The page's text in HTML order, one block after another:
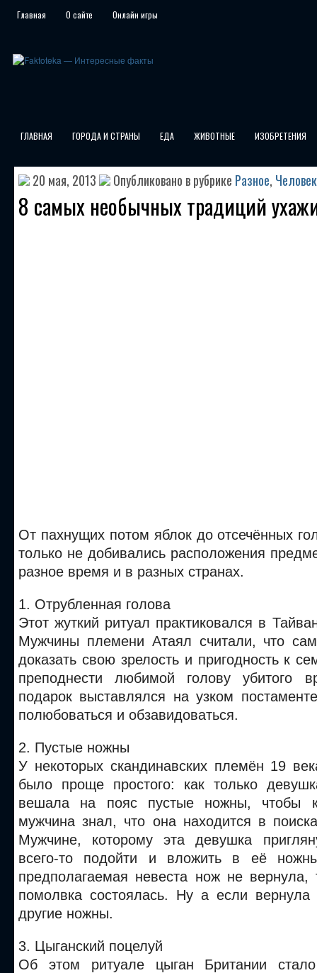
Главная О сайте Онлайн игры
ГЛАВНАЯ ГОРОДА И СТРАНЫ ЕДА ЖИВОТНЫЕ ИЗОБРЕТЕНИЯ
20 мая, 2013 Опубликовано в рубрике Разное, Человек
8 самых необычных традиций
От пахнущих потом яблок до отсечённых
только не добивались расположения
разное время и в разных странах.
1. Отрубленная голова
Этот жуткий ритуал практиковался в
Мужчины племени Атаял считали, что
доказать свою зрелость и пригодность к
преподнести любимой голову убитого
подарок выставлялся на узком
полюбоваться и обзавидоваться.
2. Пустые ножны
У некоторых скандинавских племён 19
было проще простого: как только
вешала на пояс пустые ножны, чтобы
мужчина знал, что она находится в
Мужчине, которому эта девушка
всего-то подойти и вложить в её
предполагаемая невеста нож не вернула,
помолвка состоялась. Ну а если вернула
другие ножны.
3. Цыганский поцелуй
Об этом ритуале цыган Британии